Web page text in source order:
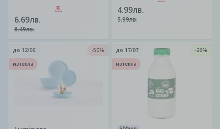
6.69лв.
8.49лв.
4.99лв.
5.99лв.
до 12/06
-50%
изтекла
до 17/07
-26%
изтекла